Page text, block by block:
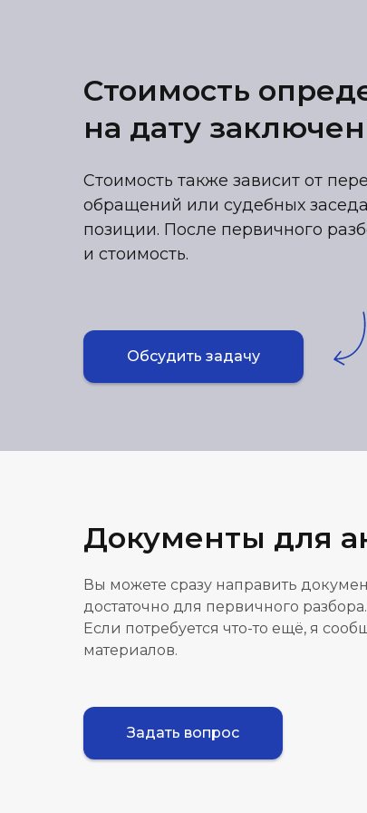
Стоимость
на дату
Стоимость также зависит от
обращений или судебных
позиции. После первичного
и стоимость.
Обсудить задачу
Документы для
Вы можете сразу направить
достаточно для первичного разбора.
Если потребуется что-то ещё, я
материалов.
Задать вопрос